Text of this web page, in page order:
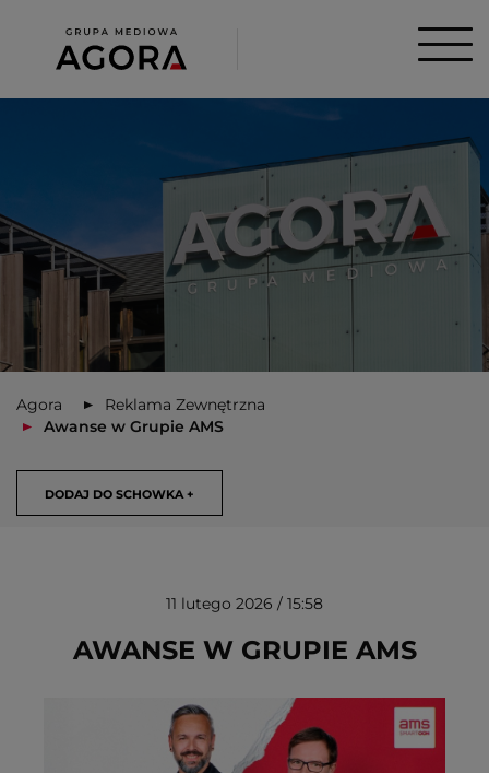
Agora
Reklama Zewnętrzna
Awanse w Grupie AMS
DODAJ DO SCHOWKA +
USUŃ ZE SCHOWKA
11 lutego 2026 / 15:58
AWANSE W GRUPIE AMS